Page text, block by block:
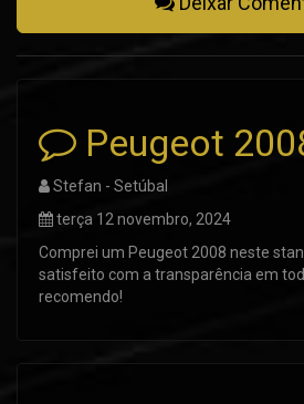
Peugeot
Stefan - Setúbal
terça 12 novembro, 2024
Comprei um Peugeot 2008 neste
satisfeito com a transparência em
recomendo!